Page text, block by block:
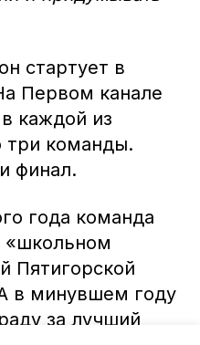
стартует в
Первом канале
каждой из
три команды.
финал.
года команда
«школьном
Пятигорской
в минувшем году
за лучший